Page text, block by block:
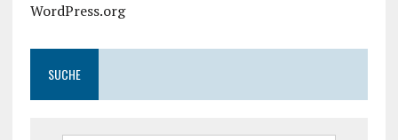
WordPress.org
SUCHE